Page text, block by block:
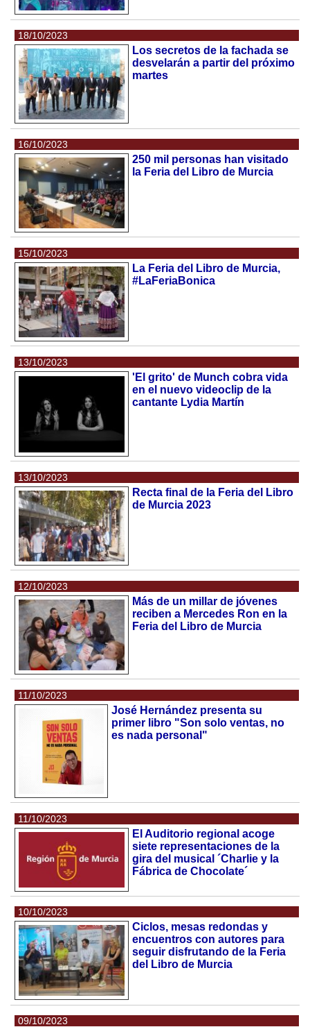
18/10/2023
Los secretos de la fachada se
desvelarán a partir del próximo
martes
16/10/2023
250 mil personas han visitado
la Feria del Libro de Murcia
15/10/2023
La Feria del Libro de Murcia,
#LaFeriaBonica
13/10/2023
'El grito' de Munch cobra vida
en el nuevo videoclip de la
cantante Lydia Martín
13/10/2023
Recta final de la Feria del Libro
de Murcia 2023
12/10/2023
Más de un millar de jóvenes
reciben a Mercedes Ron en la
Feria del Libro de Murcia
11/10/2023
José Hernández presenta su
primer libro "Son solo ventas, no
es nada personal"
11/10/2023
El Auditorio regional acoge
siete representaciones de la
gira del musical ´Charlie y la
Fábrica de Chocolate´
10/10/2023
Ciclos, mesas redondas y
encuentros con autores para
seguir disfrutando de la Feria
del Libro de Murcia
09/10/2023